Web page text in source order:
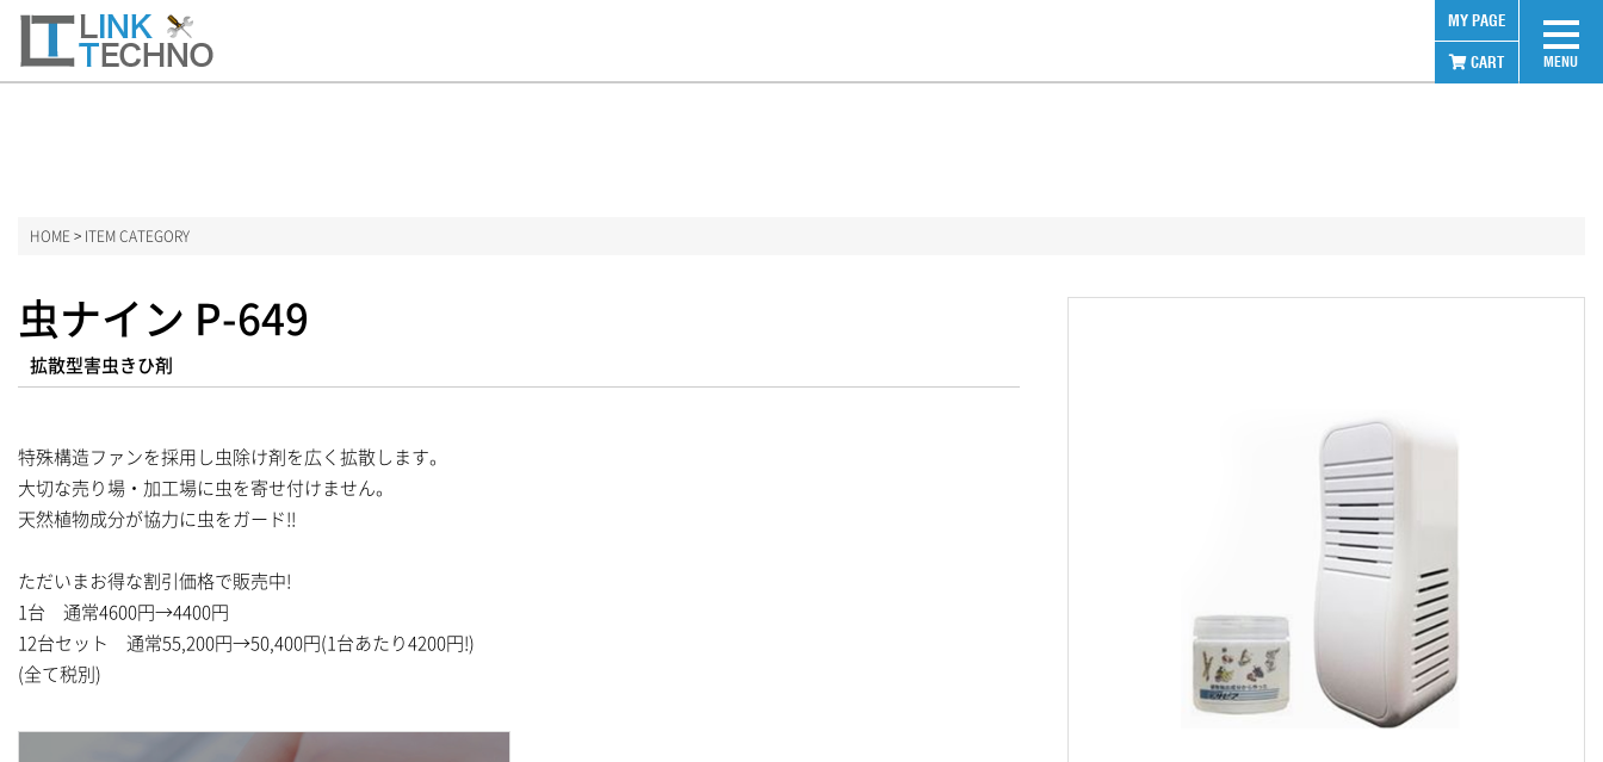
MENU
MY PAGE
CART
消毒用アルコール
業務用食洗機洗剤
食器用洗剤
洗濯用洗剤
ハンドソープ&消毒液
ヘア&ボディケア
Q & A
ム
HOME> ITEM CATEGORY
虫ナイン P-649
拡散型害虫きひ剤
特殊構造ファンを採用し虫除け剤を広く拡散します。
大切な売り場・加工場に虫を寄せ付けません。
天然植物成分が協力に虫をガード!!
ただいまお得な割引価格で販売中!
1台 通常4600円→4400円
12台セット 通常55,200円→50,400円(1台あたり4200円!)
(全て税別)